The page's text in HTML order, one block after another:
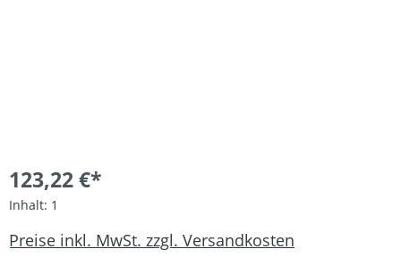
123,22 €*
Inhalt: 1
Preise inkl. MwSt. zzgl. Versandkosten